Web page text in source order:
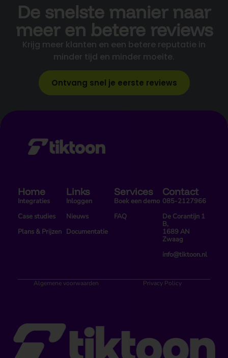
De snelste manier naar
meer en betere reviews
Krijg meer klanten en een betere reputatie in
minder tijd en minder moeite.
Ontvang snel je eerste reviews
Home
Integraties
Case studies
Plans & Prijzen
Links
Inloggen
Nieuws
Documentatie
Services
Boek een demo
FAQ
Contact
085-2127966
De Corantijn 1
B,
1689 AN
Zwaag
info@tiktoon.nl
Algemene voorwaarden Privacy Policy